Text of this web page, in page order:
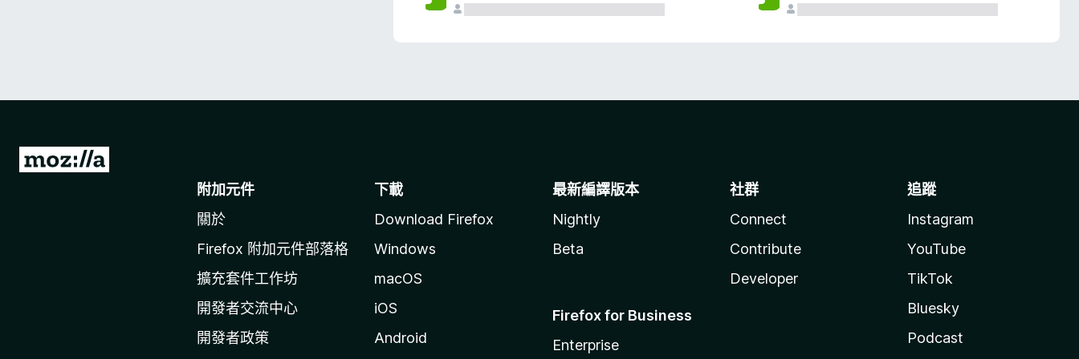
前
附加元件
關於
Firefox 附加元件部落格
擴充套件工作坊
開發者交流中心
開發者政策
下載
Download Firefox
Windows
macOS
iOS
Android
最新編譯版本
Nightly
Beta
Firefox for Business
Enterprise
社群
Connect
Contribute
Developer
追蹤
Instagram
YouTube
TikTok
Bluesky
Podcast